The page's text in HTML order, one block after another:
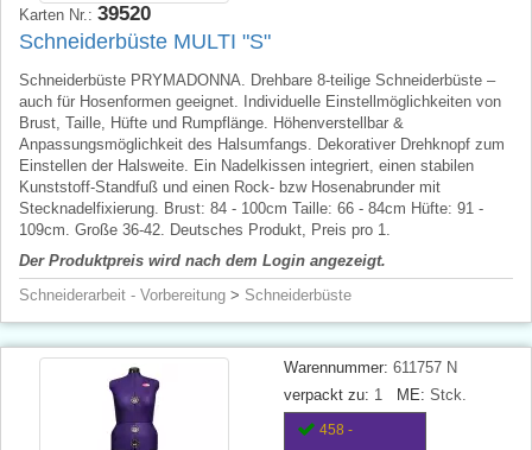
Karten Nr.: 39520
Schneiderbüste MULTI "S"
Schneiderbüste PRYMADONNA. Drehbare 8-teilige Schneiderbüste –
auch für Hosenformen geeignet. Individuelle Einstellmöglichkeiten von
Brust, Taille, Hüfte und Rumpflänge. Höhenverstellbar &
Anpassungsmöglichkeit des Halsumfangs. Dekorativer Drehknopf zum
Einstellen der Halsweite. Ein Nadelkissen integriert, einen stabilen
Kunststoff-Standfuß und einen Rock- bzw Hosenabrunder mit
Stecknadelfixierung. Brust: 84 - 100cm Taille: 66 - 84cm Hüfte: 91 -
109cm. Große 36-42. Deutsches Produkt, Preis pro 1.
Der Produktpreis wird nach dem Login angezeigt.
Schneiderarbeit - Vorbereitung > Schneiderbüste
Warennummer: 611757 N
verpackt zu: 1 ME: Stck.
458 -